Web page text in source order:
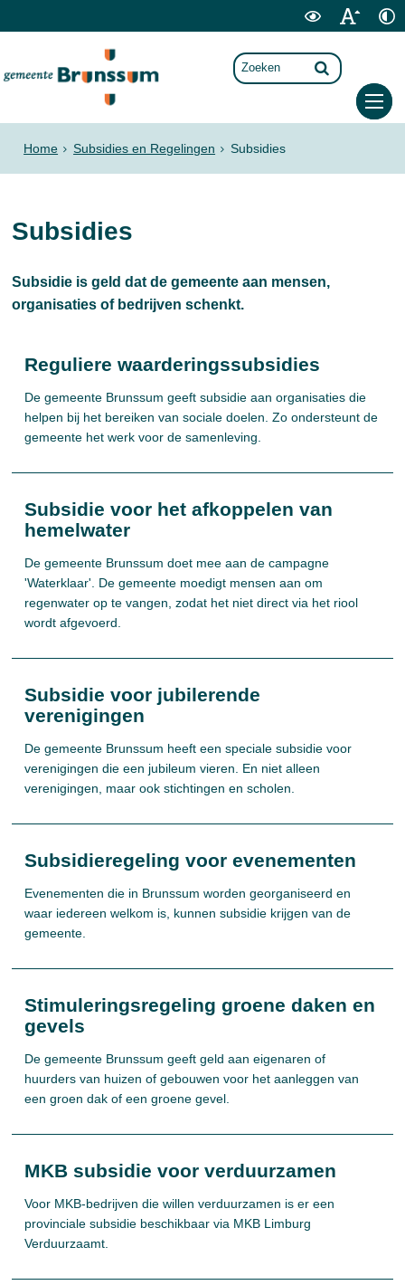
Home Subsidies en Regelingen Subsidies
Subsidies
Subsidie is geld dat de gemeente aan mensen,
organisaties of bedrijven schenkt.
Reguliere waarderingssubsidies
De gemeente Brunssum geeft subsidie aan organisaties die
helpen bij het bereiken van sociale doelen. Zo ondersteunt de
gemeente het werk voor de samenleving.
Subsidie voor het afkoppelen van
hemelwater
De gemeente Brunssum doet mee aan de campagne
'Waterklaar'. De gemeente moedigt mensen aan om
regenwater op te vangen, zodat het niet direct via het riool
wordt afgevoerd.
Subsidie voor jubilerende
verenigingen
De gemeente Brunssum heeft een speciale subsidie voor
verenigingen die een jubileum vieren. En niet alleen
verenigingen, maar ook stichtingen en scholen.
Subsidieregeling voor evenementen
Evenementen die in Brunssum worden georganiseerd en
waar iedereen welkom is, kunnen subsidie krijgen van de
gemeente.
Stimuleringsregeling groene daken en
gevels
De gemeente Brunssum geeft geld aan eigenaren of
huurders van huizen of gebouwen voor het aanleggen van
een groen dak of een groene gevel.
MKB subsidie voor verduurzamen
Voor MKB-bedrijven die willen verduurzamen is er een
provinciale subsidie beschikbaar via MKB Limburg
Verduurzaamt.